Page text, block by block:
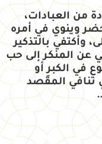
من العبادات،
وينوي في أمره
وأكتفي بالتذكير
عن المنكر إلى حب
في الكبرِ أو
تنافي المقصد